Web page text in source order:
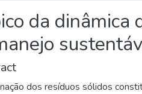
da
dos resíduos sólidos